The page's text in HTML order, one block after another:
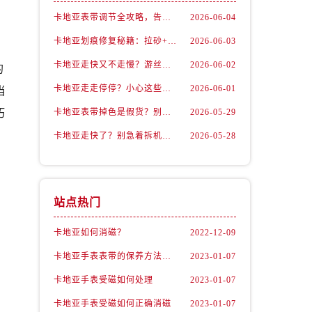
卡地亚表带调节全攻略，告别过短烦恼 2026-06-04
卡地亚划痕修复秘籍：拉砂+抛光双工艺还原如新 2026-06-03
卡地亚走快又不走慢？游丝问题你了解多少？ 2026-06-02
卡地亚走走停停？小心这些隐藏杀手 2026-06-01
卡地亚表带掉色是假货？别急，可能是这些日常习惯惹的祸 2026-05-29
卡地亚走快了？别急着拆机，先做这一步 2026-05-28
站点热门
卡地亚如何消磁？ 2022-12-09
卡地亚手表表带的保养方法有哪些？ 2023-01-07
卡地亚手表受磁如何处理 2023-01-07
卡地亚手表受磁如何正确消磁 2023-01-07